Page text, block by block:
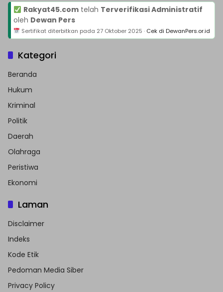
Rakyat45.comtelah Terverifikasi Administratif
oleh Dewan Pers
Sertifikat diterbitkan pada 27 Oktober 2025 · Cek di DewanPers.or.id
Kategori
Beranda
Hukum
Kriminal
Politik
Daerah
Olahraga
Peristiwa
Ekonomi
Laman
Disclaimer
Indeks
Kode Etik
Pedoman Media Siber
Privacy Policy